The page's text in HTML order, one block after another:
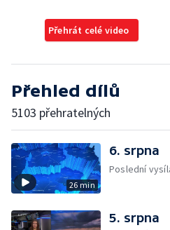
Přehrát celé video
Přehled dílů
5103 přehratelných
26 min
6. srpna
Poslední
5. srpna